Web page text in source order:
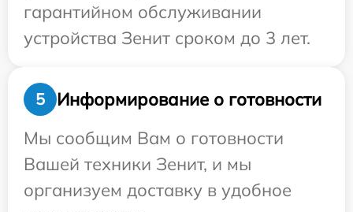
гарантийном обслуживании
устройства Зенит сроком до 3 лет.
5
Информирование о готовности
Мы сообщим Вам о готовности
Вашей техники Зенит, и мы
организуем доставку в удобное